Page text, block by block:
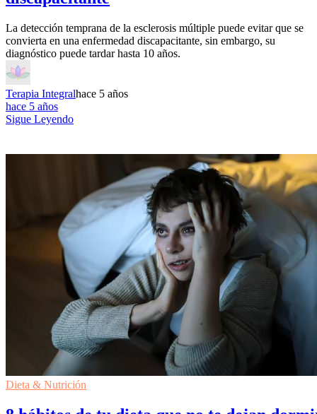
La detección temprana de la esclerosis múltiple puede evitar que se
convierta en una enfermedad discapacitante, sin embargo, su
diagnóstico puede tardar hasta 10 años.
Terapia Integralhace 5 años
hace 5 años
Sigue Leyendo
Dieta & Nutrición